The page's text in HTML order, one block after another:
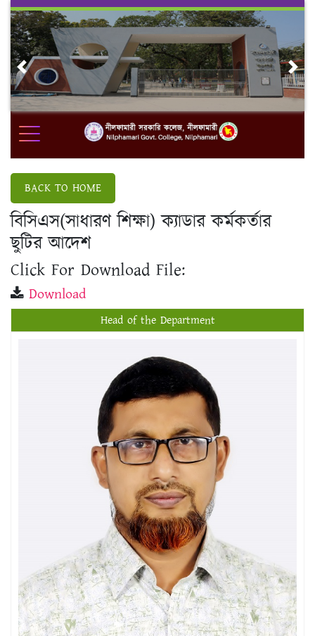
Skip
content
Previous
BACK TO HOME
বিসিএস(সাধারণ শিক্ষা) ক্যাডার কর্মকর্তার
ছুটির আদেশ
Click For Download File:
Download
Head of the Department